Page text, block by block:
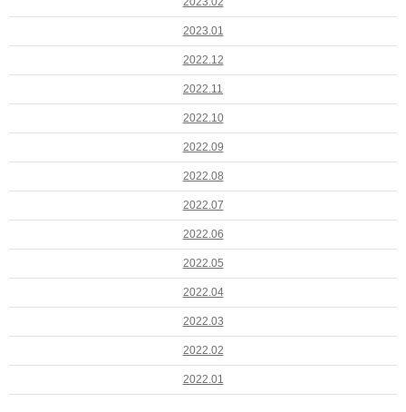
2023.01
2022.12
2022.11
2022.10
2022.09
2022.08
2022.07
2022.06
2022.05
2022.04
2022.03
2022.02
2022.01